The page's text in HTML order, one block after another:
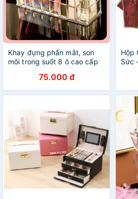
Khay đựng phấn mắt, son
môi trong suốt 8 ô cao cấp
75.000 đ
Hộp
Sức